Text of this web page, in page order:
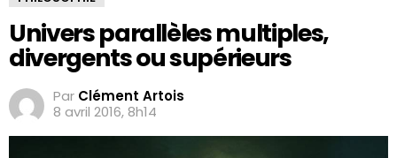
Univers parallèles multiples,
divergents ou supérieurs
Par Clément Artois
8 avril 2016, 8h14